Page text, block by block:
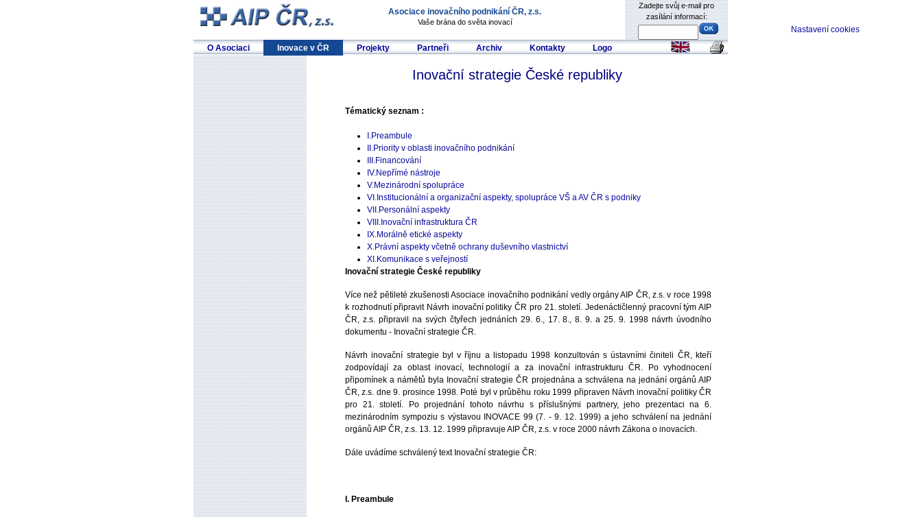
Asociace inovačního podnikání ČR, z.s.
Vaše brána do světa inovací
Zadejte svůj e-mail pro
zasílání informací:
O Asociaci Inovace v ČR Projekty Partneři Archiv Kontakty Logo
Inovační strategie České republiky
Tématický seznam :
I.Preambule
II.Priority v oblasti inovačního podnikání
III.Financování
IV.Nepřímé nástroje
V.Mezinárodní spolupráce
VI.Institucionální a organizační aspekty, spolupráce VŠ a AV ČR s podniky
VII.Personální aspekty
VIII.Inovační infrastruktura ČR
IX.Morálně etické aspekty
X.Právní aspekty včetně ochrany duševního vlastnictví
XI.Komunikace s veřejností
Inovační strategie České republiky
Více než pětileté zkušenosti Asociace inovačního podnikání vedly orgány AIP ČR, z.s. v roce 1998
k rozhodnutí připravit Návrh inovační politiky ČR pro 21. století. Jedenáctičlenný pracovní tým AIP
ČR, z.s. připravil na svých čtyřech jednáních 29. 6., 17. 8., 8. 9. a 25. 9. 1998 návrh úvodního
dokumentu - Inovační strategie ČR.
Návrh inovační strategie byl v říjnu a listopadu 1998 konzultován s ústavními činiteli ČR, kteří
zodpovídají za oblast inovací, technologií a za inovační infrastrukturu ČR. Po vyhodnocení
připomínek a námětů byla Inovační strategie ČR projednána a schválena na jednání orgánů AIP
ČR, z.s. dne 9. prosince 1998. Poté byl v průběhu roku 1999 připraven Návrh inovační politiky ČR
pro 21. století. Po projednání tohoto návrhu s příslušnými partnery, jeho prezentaci na 6.
mezinárodním sympoziu s výstavou INOVACE 99 (7. - 9. 12. 1999) a jeho schválení na jednání
orgánů AIP ČR, z.s. 13. 12. 1999 připravuje AIP ČR, z.s. v roce 2000 návrh Zákona o inovacích.
Dále uvádíme schválený text Inovační strategie ČR:
I. Preambule
Nastavení cookies